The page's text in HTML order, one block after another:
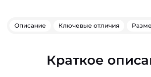
Описание Ключевые отличия
Краткое